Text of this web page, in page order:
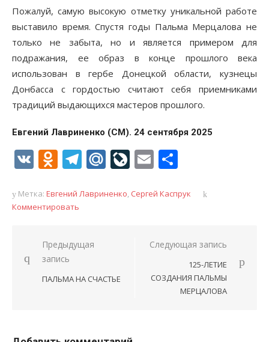
Пожалуй, самую высокую отметку уникальной работе
выставило время. Спустя годы Пальма Мерцалова не
только не забыта, но и является примером для
подражания, ее образ в конце прошлого века
использован в гербе Донецкой области, кузнецы
Донбасса с гордостью считают себя приемниками
традиций выдающихся мастеров прошлого.
Евгений Лавриненко (СМ). 24 сентября 2025
VK Odnoklassniki
Telegram
Mail.Ru
LiveJournal
Email
Метка: Евгений Лавриненко, Сергей Каспрук
Комментировать
Навигация
по
записям
Предыдущая
запись
ПАЛЬМА НА СЧАСТЬЕ
Следующая запись
125-ЛЕТИЕ
СОЗДАНИЯ ПАЛЬМЫ
МЕРЦАЛОВА